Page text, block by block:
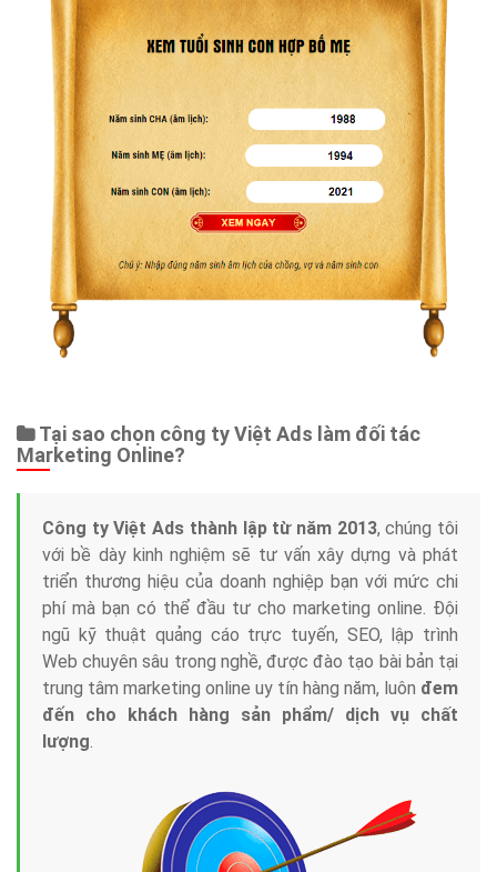
Tại sao chọn công ty Việt Ads làm đối tác
Marketing Online?
Công ty Việt Ads thành lập từ năm 2013, chúng tôi
với bề dày kinh nghiệm sẽ tư vấn xây dựng và phát
triển thương hiệu của doanh nghiệp bạn với mức chi
phí mà bạn có thể đầu tư cho marketing online. Đội
ngũ kỹ thuật quảng cáo trực tuyến, SEO, lập trình
Web chuyên sâu trong nghề, được đào tạo bài bản tại
trung tâm marketing online uy tín hàng năm, luôn đem
đến cho khách hàng sản phẩm/ dịch vụ chất
lượng.